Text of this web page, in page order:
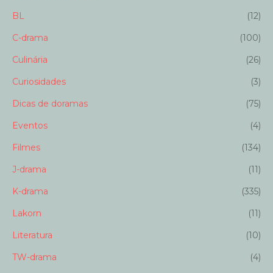
BL
(12)
C-drama
(100)
Culinária
(26)
Curiosidades
(3)
Dicas de doramas
(75)
Eventos
(4)
Filmes
(134)
J-drama
(11)
K-drama
(335)
Lakorn
(11)
Literatura
(10)
TW-drama
(4)